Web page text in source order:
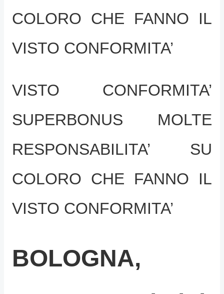
COLORO CHE FANNO IL
VISTO CONFORMITA’
VISTO CONFORMITA’
SUPERBONUS MOLTE
RESPONSABILITA’ SU
COLORO CHE FANNO IL
VISTO CONFORMITA’
BOLOGNA,